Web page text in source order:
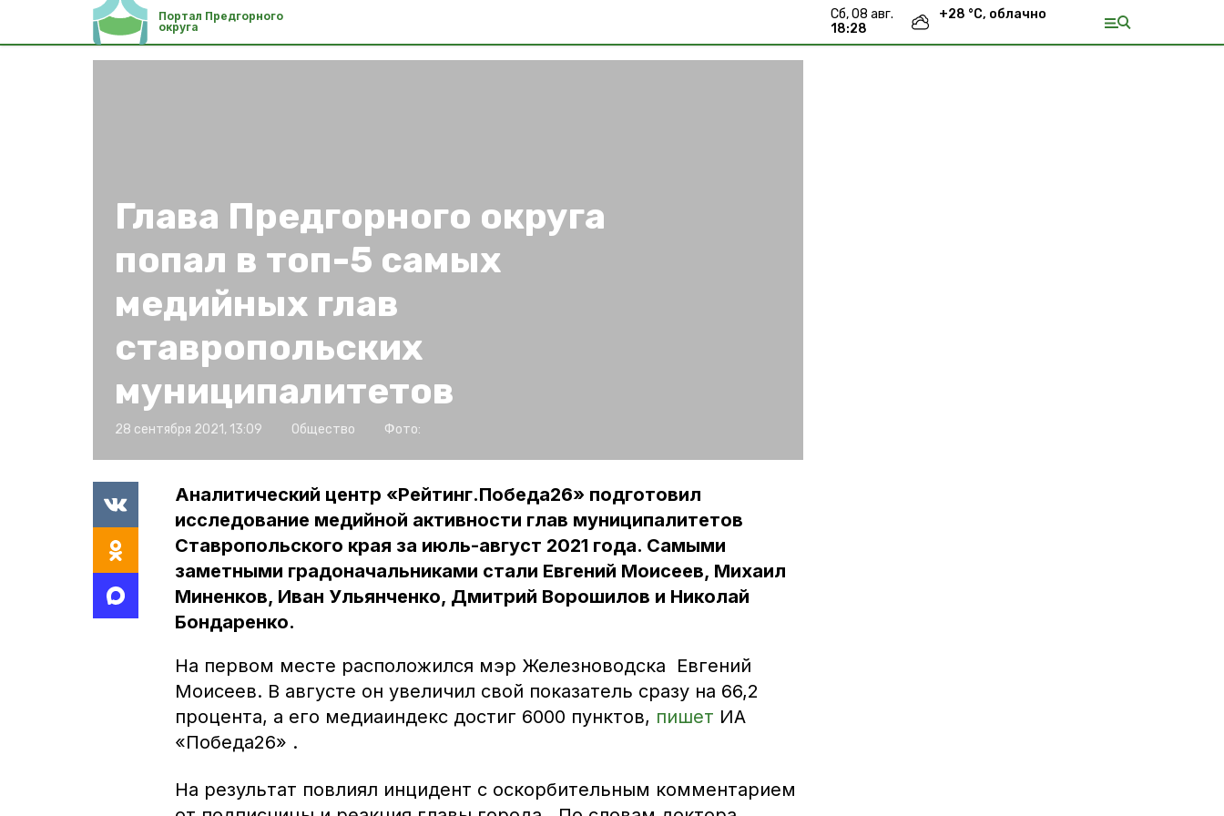
Портал Предгорного
округа
сб, 08 авг.
18:28
+28 °С, облачно
Глава Предгорного округа
попал в топ-5 самых
медийных глав
ставропольских
муниципалитетов
28 сентября 2021, 13:09 Общество Фото:
Аналитический центр «Рейтинг.Победа26» подготовил
исследование медийной активности глав муниципалитетов
Ставропольского края за июль-август 2021 года. Самыми
заметными градоначальниками стали Евгений Моисеев, Михаил
Миненков, Иван Ульянченко, Дмитрий Ворошилов и Николай
Бондаренко.
На первом месте расположился мэр Железноводска Евгений
Моисеев. В августе он увеличил свой показатель сразу на 66,2
процента, а его медиаиндекс достиг 6000 пунктов, пишет ИА
«Победа26» .
На результат повлиял инцидент с оскорбительным комментарием